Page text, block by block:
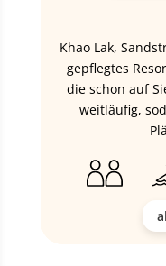
Khao Lak,
gepflegtes
die schon auf
weitläufig,